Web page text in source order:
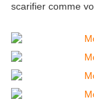
scarifier comme